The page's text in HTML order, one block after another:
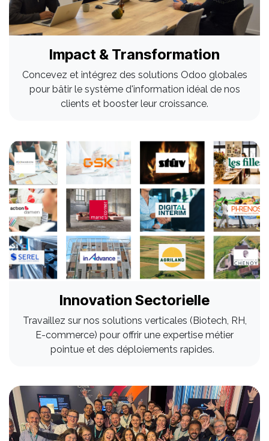
Impact & Transformation
Concevez et intégrez des solutions Odoo globales
pour bâtir le système d'information idéal de nos
clients et booster leur croissance.
Innovation Sectorielle
Travaillez sur nos solutions verticales (Biotech, RH,
E-commerce) pour offrir une expertise métier
pointue et des déploiements rapides.